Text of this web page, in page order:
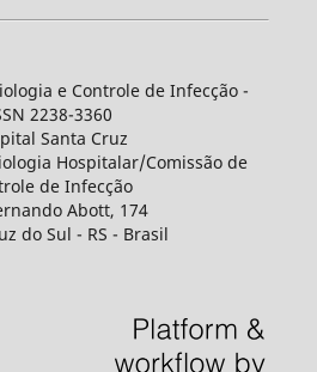
e Controle de Infecção -
2238-3360
Santa Cruz
Hospitalar/Comissão de
de Infecção
Abott, 174
do Sul - RS - Brasil